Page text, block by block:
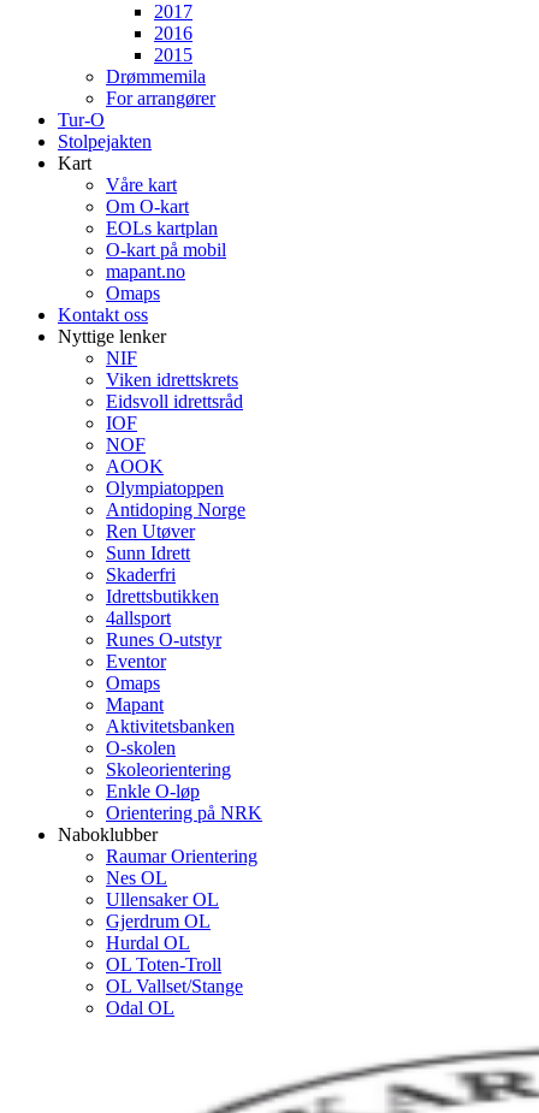
2017
2016
2015
Drømmemila
For arrangører
Tur-O
Stolpejakten
Kart
Våre kart
Om O-kart
EOLs kartplan
O-kart på mobil
mapant.no
Omaps
Kontakt oss
Nyttige lenker
NIF
Viken idrettskrets
Eidsvoll idrettsråd
IOF
NOF
AOOK
Olympiatoppen
Antidoping Norge
Ren Utøver
Sunn Idrett
Skaderfri
Idrettsbutikken
4allsport
Runes O-utstyr
Eventor
Omaps
Mapant
Aktivitetsbanken
O-skolen
Skoleorientering
Enkle O-løp
Orientering på NRK
Naboklubber
Raumar Orientering
Nes OL
Ullensaker OL
Gjerdrum OL
Hurdal OL
OL Toten-Troll
OL Vallset/Stange
Odal OL